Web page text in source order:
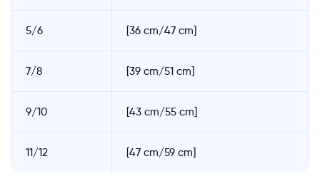
5/6 [36 cm/47 cm]
7/8 [39 cm/51 cm]
9/10 [43 cm/55 cm]
11/12 [47 cm/59 cm]